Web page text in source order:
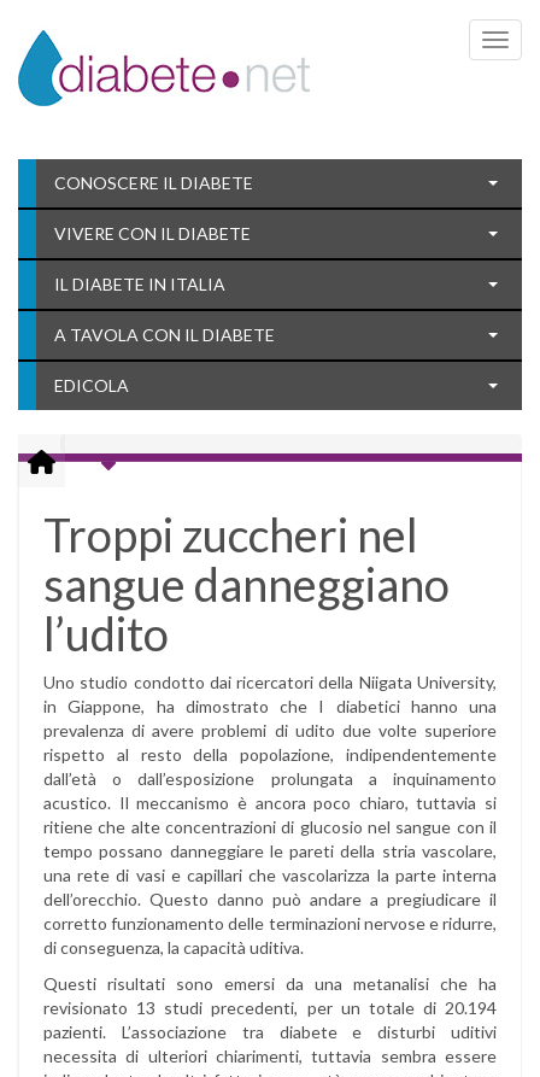
Toggle
CONOSCERE IL DIABETE
VIVERE CON IL DIABETE
IL DIABETE IN ITALIA
A TAVOLA CON IL DIABETE
EDICOLA
Troppi zuccheri nel
sangue danneggiano
l’udito
Uno studio condotto dai ricercatori della Niigata University,
in Giappone, ha dimostrato che I diabetici hanno una
prevalenza di avere problemi di udito due volte superiore
rispetto al resto della popolazione, indipendentemente
dall’età o dall’esposizione prolungata a inquinamento
acustico. Il meccanismo è ancora poco chiaro, tuttavia si
ritiene che alte concentrazioni di glucosio nel sangue con il
tempo possano danneggiare le pareti della stria vascolare,
una rete di vasi e capillari che vascolarizza la parte interna
dell’orecchio. Questo danno può andare a pregiudicare il
corretto funzionamento delle terminazioni nervose e ridurre,
di conseguenza, la capacità uditiva.
Questi risultati sono emersi da una metanalisi che ha
revisionato 13 studi precedenti, per un totale di 20.194
pazienti. L’associazione tra diabete e disturbi uditivi
necessita di ulteriori chiarimenti, tuttavia sembra essere